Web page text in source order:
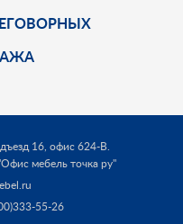
16, офис 624-В.
мебель точка ру"
55-26